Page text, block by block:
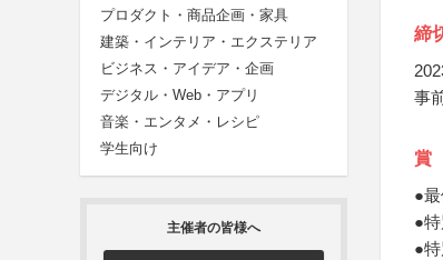
プロダクト・商品企画・家具
建築・インテリア・エクステリア
ビジネス・アイデア・企画
デジタル・Web・アプリ
音楽・エンタメ・レシピ
学生向け
主催者の皆様へ
締
事
賞
●
●
●